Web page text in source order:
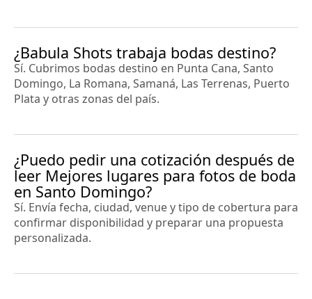
¿Babula Shots trabaja bodas destino?
Sí. Cubrimos bodas destino en Punta Cana, Santo
Domingo, La Romana, Samaná, Las Terrenas, Puerto
Plata y otras zonas del país.
¿Puedo pedir una cotización después de
leer Mejores lugares para fotos de boda
en Santo Domingo?
Sí. Envía fecha, ciudad, venue y tipo de cobertura para
confirmar disponibilidad y preparar una propuesta
personalizada.